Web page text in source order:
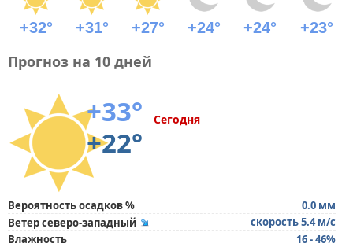
+32° +31° +27° +24° +24° +23°
Прогноз на 10 дней
+33°
+22°
Сегодня
Вероятность осадков %
0.0 мм
Ветер северо-западный
скорость 5.4 м/с
Влажность
16 - 46%